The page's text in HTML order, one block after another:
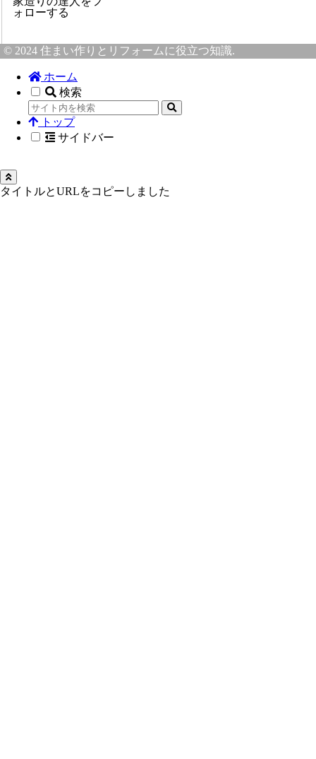
ォローする
© 2024 住まい作りとリフォームに役立つ知識.
ホーム
検索
トップ
サイドバー
タイトルとURLをコピーしました